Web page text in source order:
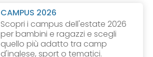
CAMPUS 2026
Scopri i campus dell'estate 2026
per bambini e ragazzi e scegli
quello più adatto tra camp
d'inglese, sport o tematici.